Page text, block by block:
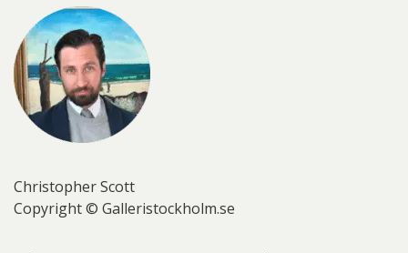
Christopher Scott
Copyright © Galleristockholm.se